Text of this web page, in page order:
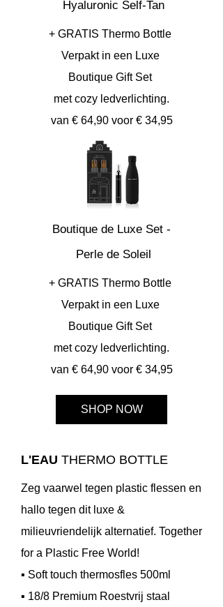
Hyaluronic Self-Tan
+ GRATIS Thermo Bottle
Verpakt in een Luxe
Boutique Gift Set
met cozy ledverlichting.
van € 64,90 voor € 34,95
Boutique de Luxe Set -
Perle de Soleil
+ GRATIS Thermo Bottle
Verpakt in een Luxe
Boutique Gift Set
met cozy ledverlichting.
van € 64,90 voor € 34,95
SHOP NOW
L'EAU THERMO BOTTLE
Zeg vaarwel tegen plastic flessen en
hallo tegen dit luxe &
milieuvriendelijk alternatief. Together
for a Plastic Free World!
▪ Soft touch thermosfles 500ml
▪ 18/8 Premium Roestvrij staal